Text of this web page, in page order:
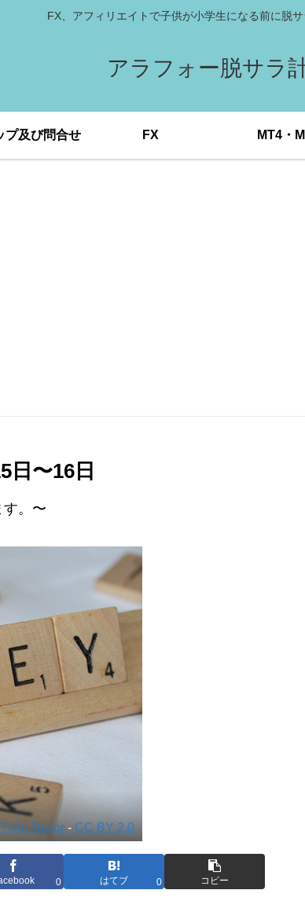
FX、アフィリエイトで子供が小学生になる前に脱
アラフォー脱サラ
プ及び問合せ FX MT4・
日〜16日
。〜
Taylor - CC BY 2.0
0 はてブ 0 コピー